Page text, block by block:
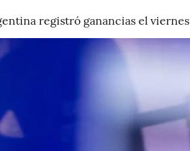
registró ganancias el viernes